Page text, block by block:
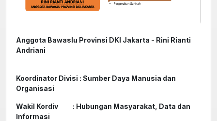
Anggota Bawaslu Provinsi DKI Jakarta - Rini Rianti
Andriani
Koordinator Divisi : Sumber Daya Manusia dan
Organisasi
Wakil Kordiv : Hubungan Masyarakat, Data dan
Informasi